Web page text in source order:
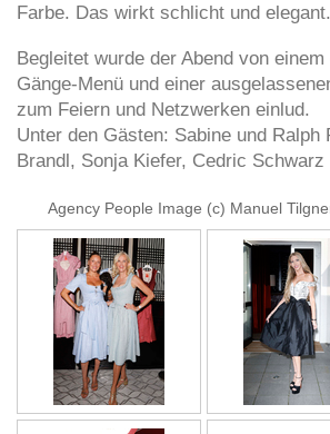
Farbe. Das wirkt schlicht und elegant.
Begleitet wurde der Abend von
Gänge-Menü und einer
zum Feiern und Netzwerken einlud.
Unter den Gästen: Sabine und Ralph
Brandl, Sonja Kiefer, Cedric Schwarz
Agency People Image (c) Manuel